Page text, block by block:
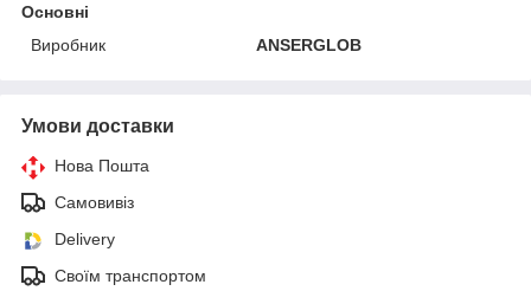
Основні
Виробник
ANSERGLOB
Умови доставки
Нова Пошта
Самовивіз
Delivery
Своїм транспортом